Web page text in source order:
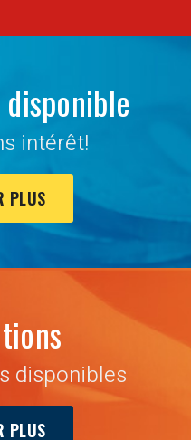
intérêt!
PLUS
disponibles
PLUS